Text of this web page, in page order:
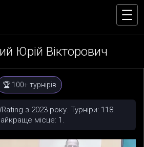
Юрій Вікторович
🏆 100+ турнірів
з 2023 року. Турніри: 118.
місце: 1.